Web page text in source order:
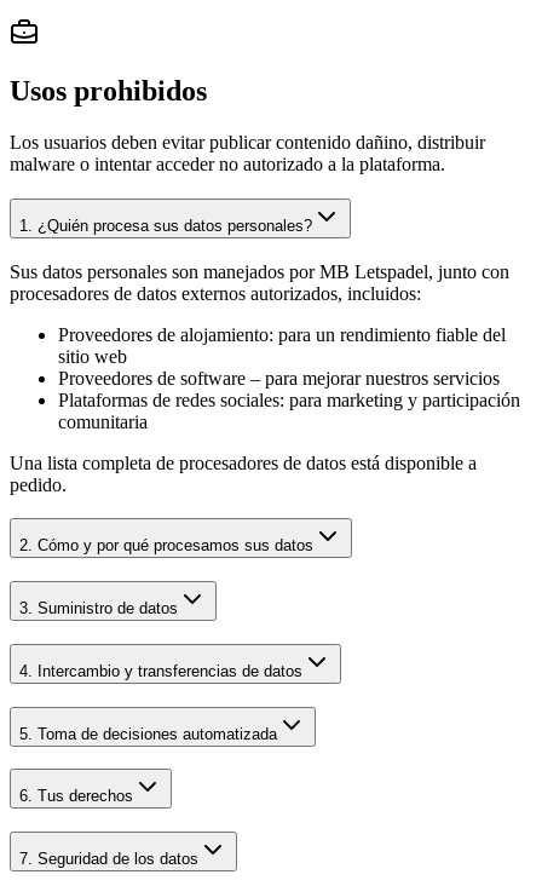
Usos prohibidos
Los usuarios deben evitar publicar contenido dañino, distribuir
malware o intentar acceder no autorizado a la plataforma.
1. ¿Quién procesa sus datos personales?
Sus datos personales son manejados por MB Letspadel, junto con
procesadores de datos externos autorizados, incluidos:
Proveedores de alojamiento: para un rendimiento fiable del
sitio web
Proveedores de software – para mejorar nuestros servicios
Plataformas de redes sociales: para marketing y participación
comunitaria
Una lista completa de procesadores de datos está disponible a
pedido.
2. Cómo y por qué procesamos sus datos
3. Suministro de datos
4. Intercambio y transferencias de datos
5. Toma de decisiones automatizada
6. Tus derechos
7. Seguridad de los datos